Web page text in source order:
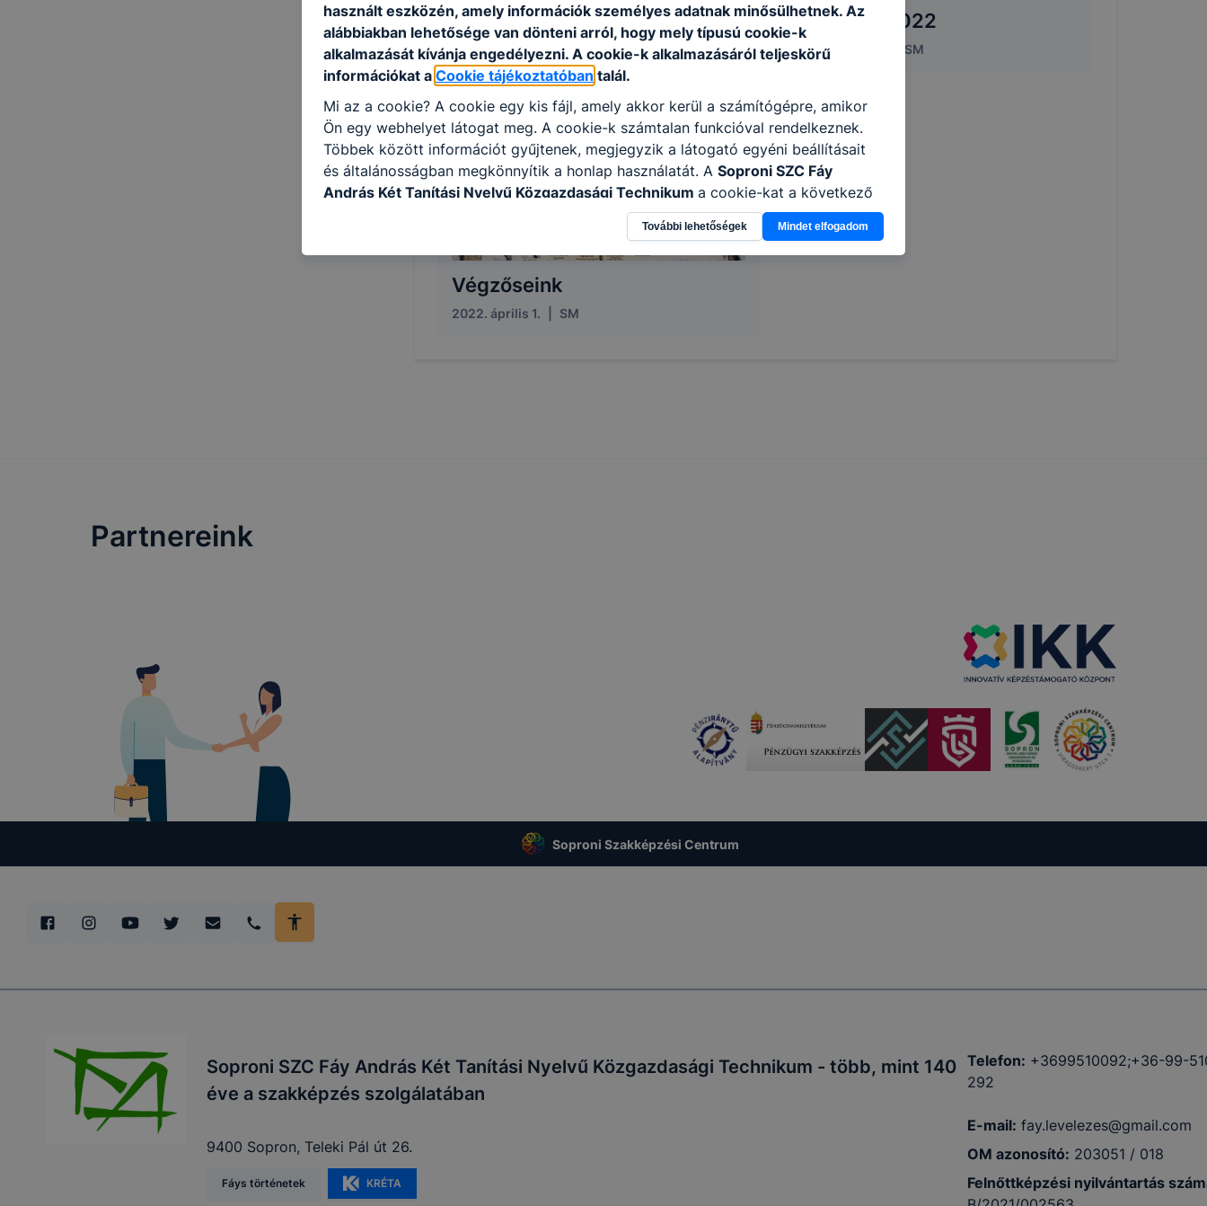
Céglátogatás - IKEA
2022. december 5. | SM
Ballagás - 2022
2022. április 29. SM
Végzőseink
2022. április 1. SM
Partnereink
Soproni Szakképzési Centrum
Soproni SZC Fáy András Két Tanítási Nyelvű Közgazdasági Technikum - több, mint 140
éve a szakképzés szolgálatában
9400 Sopron, Teleki Pál út 26.
Fáys történetek KRÉTA
Telefon: +3699510092;+36-99-
292
E-mail: fay.levelezes@gmail.com
OM azonosító: 203051 / 018
Felnőttképzési nyilvántartás
használt eszközén, amely információk személyes adatnak minősülhetnek. Az
alábbiakban lehetősége van dönteni arról, hogy mely típusú cookie-k
alkalmazását kívánja engedélyezni. A cookie-k alkalmazásáról teljeskörű
információkat a Cookie tájékoztatóban talál.
Mi az a cookie? A cookie egy kis fájl, amely akkor kerül a számítógépre, amikor
Ön egy webhelyet látogat meg. A cookie-k számtalan funkcióval rendelkeznek.
Többek között információt gyűjtenek, megjegyzik a látogató egyéni beállításait
és általánosságban megkönnyítik a honlap használatát. A Soproni SZC Fáy
András Két Tanítási Nyelvű Közgazdasági Technikum a cookie-kat a következő
célokból használja: információ gyűjtése azzal kapcsolatban, hogyan használja Ön
a honlapot -annak felmérésével, hogy a honlap melyik részeit látogatja, vagy
használja leginkább, így megtudhatjuk, hogyan biztosítsunk Önnek még jobb
felhasználói élményt, ha ismét meglátogatja oldalunkat, honlap fejlesztése.
Hogyan ellenőrizheti és hogyan tudja kikapcsolni a cookie-kat? Minden modern
böngésző engedélyezi a cookie-k beállításának a változtatását. A legtöbb
További lehetőségek Mindet elfogadom